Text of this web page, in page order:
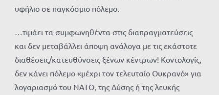
υφήλιο σε παγκόσμιο πόλεμο.
…τιμάει τα συμφωνηθέντα στις διαπραγματεύσεις
και δεν μεταβάλλει άποψη ανάλογα με τις εκάστοτε
διαθέσεις/κατευθύνσεις ξένων κέντρων! Κοντολογίς,
δεν κάνει πόλεμο «μέχρι τον τελευταίο Ουκρανό» για
λογαριασμό του ΝΑΤΟ, της Δύσης ή της λευκής